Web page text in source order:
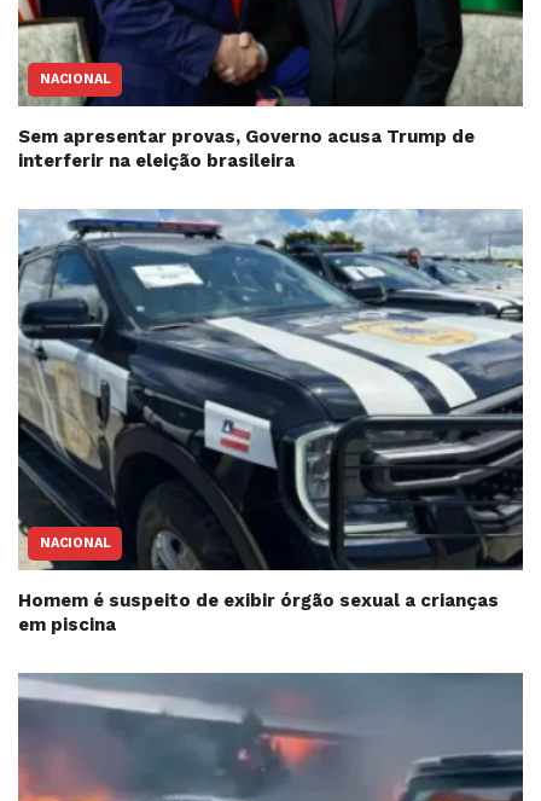
NACIONAL
Sem apresentar provas, Governo acusa Trump de
interferir na eleição brasileira
NACIONAL
Homem é suspeito de exibir órgão sexual a crianças
em piscina